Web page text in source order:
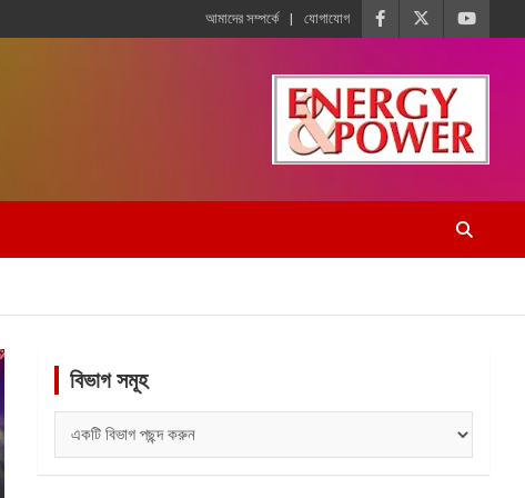
আমাদের সম্পর্কে যোগাযোগ
বিভাগ সমূহ
সমূহ